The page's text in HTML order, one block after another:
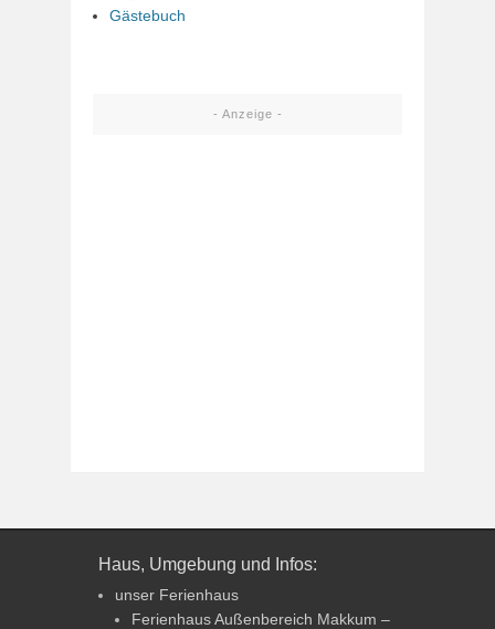
Gästebuch
- Anzeige -
Haus, Umgebung und Infos:
unser Ferienhaus
Ferienhaus Außenbereich Makkum –